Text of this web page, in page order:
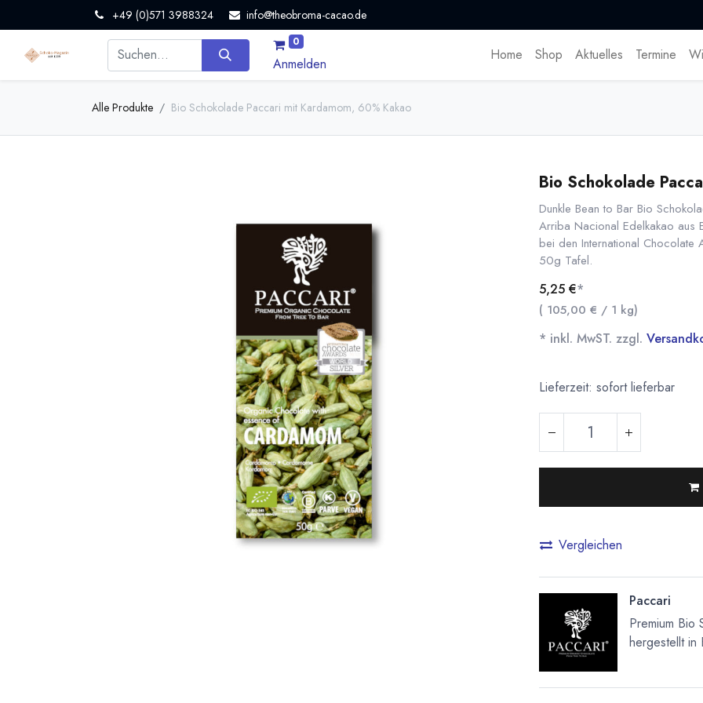
+49 (0)571 3988324 info@theobroma-cacao.de
0
Anmelden
Home Shop Aktuelles Termine
Alle Produkte Bio Schokolade Paccari mit Kardamom, 60% Kakao
Bio Schokolade
Dunkle Bean to Bar Bio
Arriba Nacional Edelkakao aus
bei den International Chocolate
50g Tafel.
5,25 €*
( 105,00 € / 1 kg)
* inkl. MwST. zzgl.
Lieferzeit: sofort lieferbar
Vergleichen
Paccari
Premium Bio
hergestellt in